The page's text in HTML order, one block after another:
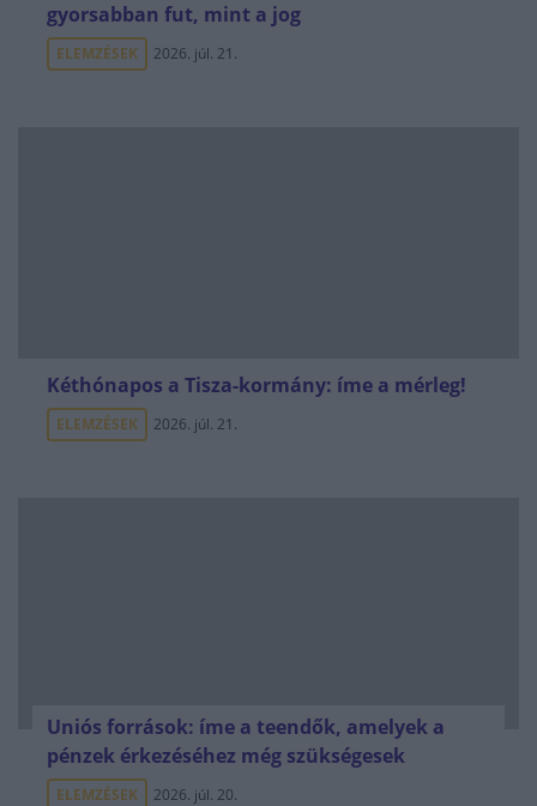
gyorsabban fut, mint a jog
ELEMZÉSEK 2026. júl. 21.
Kéthónapos a Tisza-kormány: íme a mérleg!
ELEMZÉSEK 2026. júl. 21.
Uniós források: íme a teendők, amelyek a
pénzek érkezéséhez még szükségesek
ELEMZÉSEK 2026. júl. 20.